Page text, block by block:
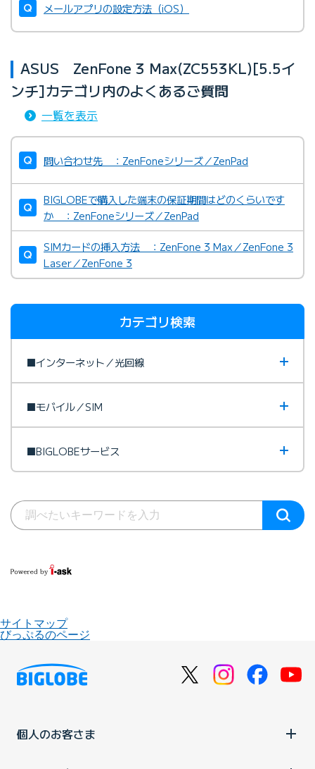
メールアプリの設定方法（iOS）
ASUS ZenFone 3 Max(ZC553KL)[5.5イ
ンチ]カテゴリ内のよくあるご質問
一覧を表示
問い合わせ先 ：ZenFoneシリーズ／ZenPad
BIGLOBEで購入した端末の保証期間はどのくらいです
か ：ZenFoneシリーズ／ZenPad
SIMカードの挿入方法 ：ZenFone 3 Max／ZenFone 3
Laser／ZenFone 3
カテゴリ検索
■インターネット／光回線
■モバイル／SIM
■BIGLOBEサービス
サイトマップ
びっぷるのページ
個人のお客さま